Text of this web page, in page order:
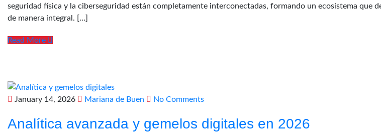
seguridad física y la ciberseguridad están completamente interconectadas, formando un ecosistema que
de manera integral. […]
Read More
January 14, 2026 Mariana de Buen No Comments
Analítica avanzada y gemelos digitales en 2026